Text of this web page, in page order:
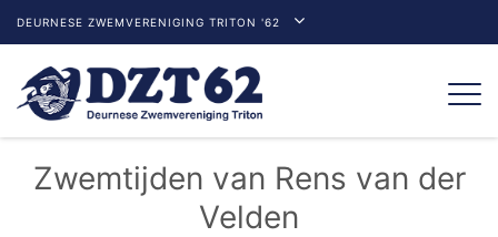
DEURNESE ZWEMVERENIGING TRITON '62
Zwemtijden van Rens van der
Velden